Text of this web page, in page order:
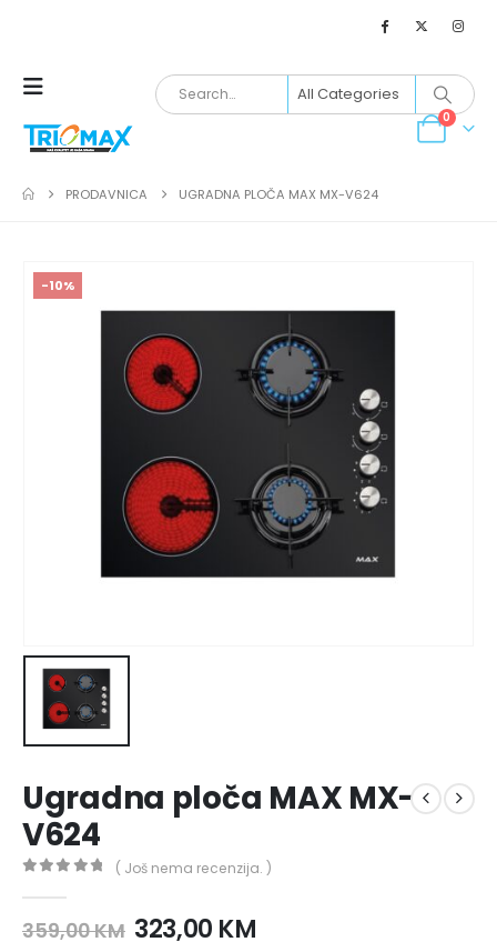
0
PRODAVNICA UGRADNA PLOČA MAX MX-V624
-10%
Ugradna ploča MAX MX-
V624
( Još nema recenzija. )
359,00KM 323,00 KM